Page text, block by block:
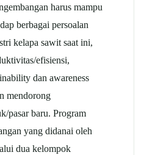
harus mampu
berbagai persoalan
kelapa sawit saat ini,
efisiensi,
dan awareness
mendorong
pasar baru. Program
yang didanai oleh
dua kelompok